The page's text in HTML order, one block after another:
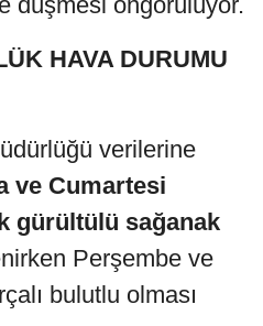
HAVA DURUMU
verilerine
ve Cumartesi
gürültülü sağanak
Perşembe ve
bulutlu olması